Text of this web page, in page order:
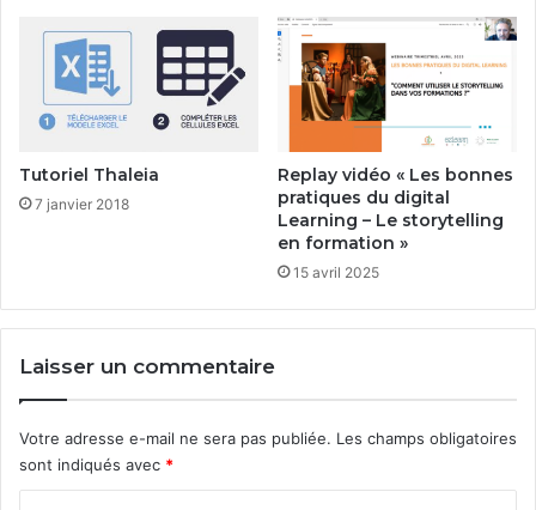
Tutoriel Thaleia
7 janvier 2018
Replay vidéo « Les bonnes
pratiques du digital
Learning – Le storytelling
en formation »
15 avril 2025
Laisser un commentaire
Votre adresse e-mail ne sera pas publiée. Les champs obligatoires
sont indiqués avec *